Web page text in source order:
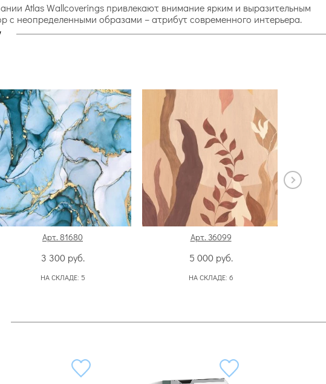
Atlas Wallcoverings привлекают внимание ярким и выразительным
неопределенными образами – атрибут современного интерьера.
Арт. 81680
3 300 руб.
НА СКЛАДЕ: 5
Арт. 36099
5 000 руб.
НА СКЛАДЕ: 6